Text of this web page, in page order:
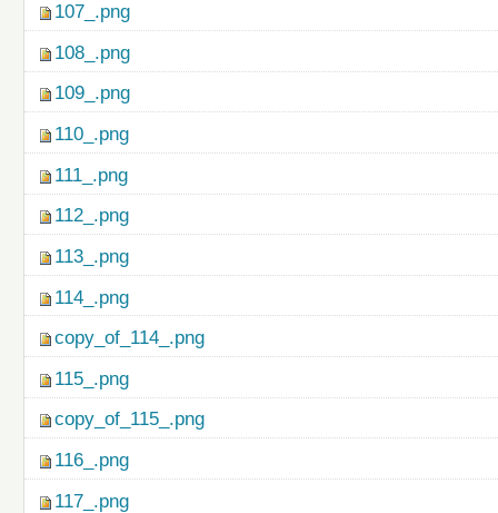
107_.png
108_.png
109_.png
110_.png
111_.png
112_.png
113_.png
114_.png
copy_of_114_.png
115_.png
copy_of_115_.png
116_.png
117_.png